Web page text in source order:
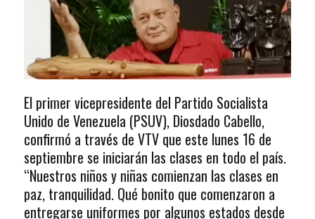
El primer vicepresidente del Partido Socialista
Unido de Venezuela (PSUV), Diosdado Cabello,
confirmó a través de VTV que este lunes 16 de
septiembre se iniciarán las clases en todo el país.
“Nuestros niños y niñas comienzan las clases en
paz, tranquilidad. Qué bonito que comenzaron a
entregarse uniformes por algunos estados desde